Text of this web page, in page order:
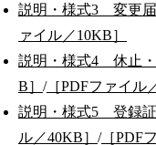
説明・様式3 変更届
ァイル／10KB］
説明・様式4 休止・
B］ /［PDFファイル
説明・様式5 登録証
ル／40KB］ /［PDF